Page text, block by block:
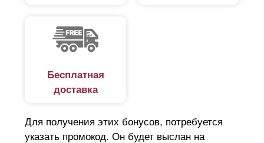
Бесплатная
доставка
Для получения этих бонусов, потребуется
указать промокод. Он будет выслан на